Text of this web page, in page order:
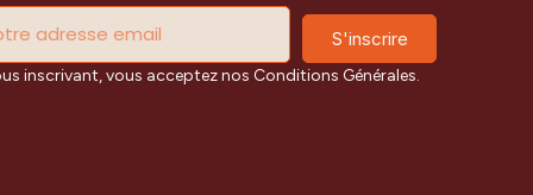
S'inscrire
inscrivant, vous acceptez nos Conditions Générales.